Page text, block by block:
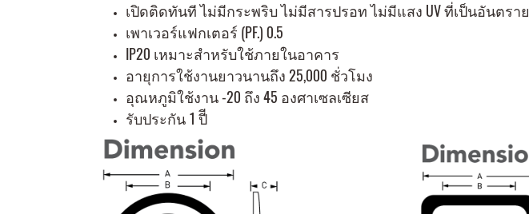
เปิดติดทันที ไม่มีกระพริบ ไม่มีสารปรอท ไม่มีแสง UV ที่เป็นอันตราย
เพาเวอร์แฟกเตอร์ (PF.) 0.5
IP20 เหมาะสำหรับใช้ภายในอาคาร
อายุการใช้งานยาวนานถึง 25,000 ชั่วโมง
อุณหภูมิใช้งาน -20 ถึง 45 องศาเซลเซียส
รับประกัน 1 ปีี